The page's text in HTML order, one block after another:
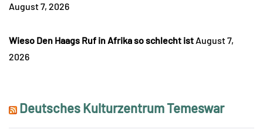
August 7, 2026
Wieso Den Haags Ruf in Afrika so schlecht ist August 7,
2026
Deutsches Kulturzentrum Temeswar